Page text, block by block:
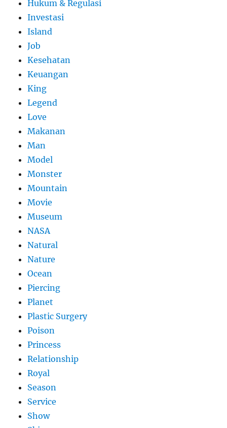
Hukum & Regulasi
Investasi
Island
Job
Kesehatan
Keuangan
King
Legend
Love
Makanan
Man
Model
Monster
Mountain
Movie
Museum
NASA
Natural
Nature
Ocean
Piercing
Planet
Plastic Surgery
Poison
Princess
Relationship
Royal
Season
Service
Show